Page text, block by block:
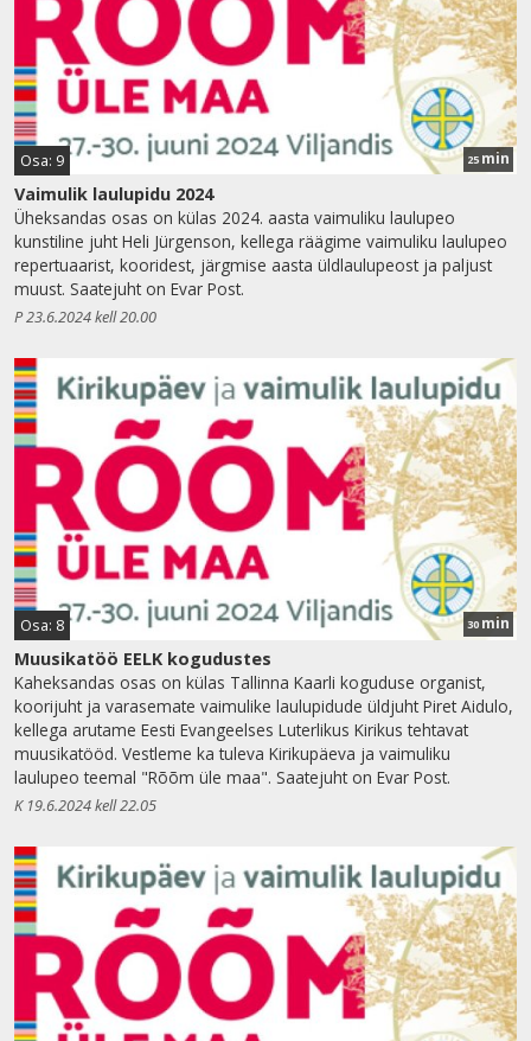
Osa: 9 25 min
Vaimulik laulupidu 2024
Üheksandas osas on külas 2024. aasta vaimuliku laulupeo
kunstiline juht Heli Jürgenson, kellega räägime vaimuliku laulupeo
repertuaarist, kooridest, järgmise aasta üldlaulupeost ja paljust
muust. Saatejuht on Evar Post.
P 23.6.2024 kell 20.00
Osa: 8 30 min
Muusikatöö EELK kogudustes
Kaheksandas osas on külas Tallinna Kaarli koguduse organist,
koorijuht ja varasemate vaimulike laulupidude üldjuht Piret Aidulo,
kellega arutame Eesti Evangeelses Luterlikus Kirikus tehtavat
muusikatööd. Vestleme ka tuleva Kirikupäeva ja vaimuliku
laulupeo teemal "Rõõm üle maa". Saatejuht on Evar Post.
K 19.6.2024 kell 22.05